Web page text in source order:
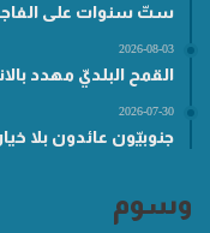
ستّ سنوات على
2026-08-03
القمح البلديّ مهدد
2026-07-30
جنوبيّون عائدون بلا
وسوم